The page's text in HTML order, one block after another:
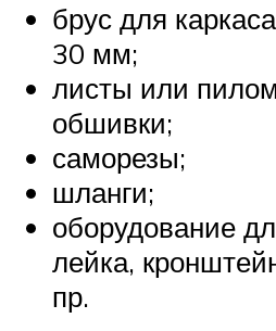
брус для
30 мм;
листы или
обшивки;
саморезы;
шланги;
оборудование
лейка,
пр.